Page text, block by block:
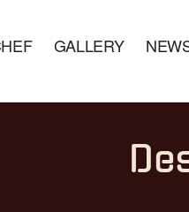
GALLERY